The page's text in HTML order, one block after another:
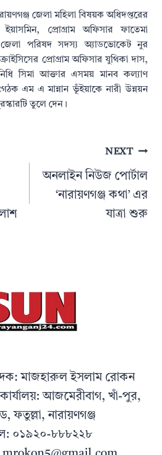
জেলা মহিলা বিষয়ক অধিদপ্তরের
প্রোগ্রাম অফিসার ফাতেমা
জেলা পরিষদ সদস্য অ্যাডভোকেট নুর
প্রোগ্রাম অফিসার যুথিকা দাস,
সিমা আক্তার এসময় মানব কল্যাণ
এম এ মান্নান ভূঁইয়াকে নারী উন্নয়ন
তুলে দেন।
NEXT
অনলাইন নিউজ পোর্টাল
‘নারায়ণগঞ্জ কথা’ এর
যাত্রা শুরু
মাজহারুল ইসলাম রোকন
কার্যালয়: আজমেরীবাগ, খাঁ-পুর,
ফতুল্লা, নারায়ণগঞ্জ
০১৯২০-৮৮৮২২৮